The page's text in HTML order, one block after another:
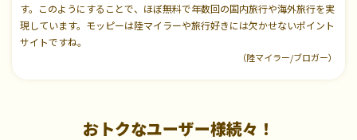
す。このようにすることで、ほぼ無料で年数回の国内旅行や海外旅行を実
現しています。モッピーは陸マイラーや旅行好きには欠かせないポイント
サイトですね。
（陸マイラー/ブロガー）
おトクなユーザー様続々！